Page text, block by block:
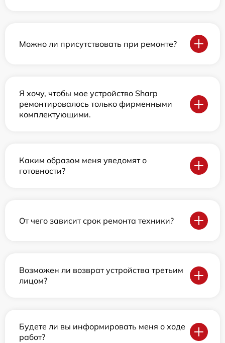
Можно ли присутствовать при ремонте?
Я хочу, чтобы мое устройство Sharp
ремонтировалось только фирменными
комплектующими.
Каким образом меня уведомят о
готовности?
От чего зависит срок ремонта техники?
Возможен ли возврат устройства третьим
лицом?
Будете ли вы информировать меня о ходе
работ?